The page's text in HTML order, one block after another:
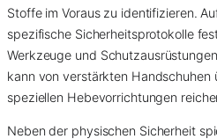
Stoffe im Voraus zu identifizieren.
spezifische Sicherheitsprotokolle
Werkzeuge und
kann von verstärkten Handschuhen
speziellen Hebevorrichtungen
Neben der physischen Sicherheit